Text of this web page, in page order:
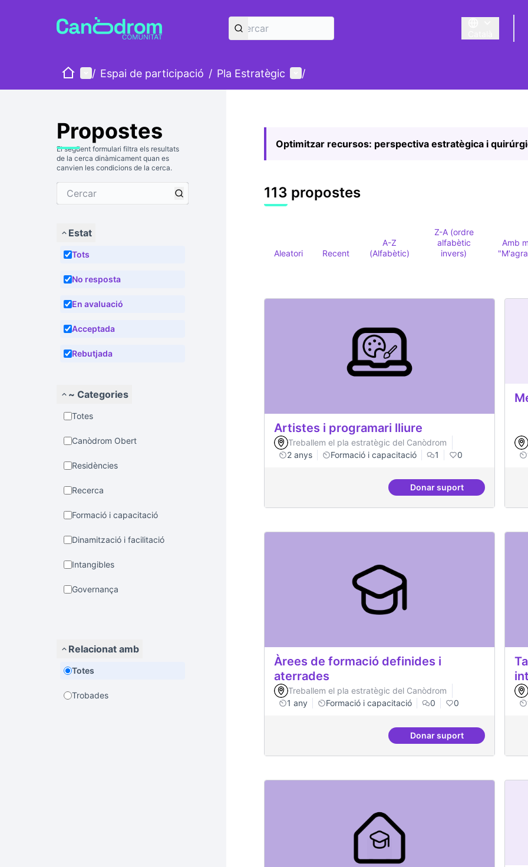
Triar la llengua
IniciMenú principal
/ Espai de participació / Pla Estratègic Menú d'usuari
/
Propostes
El següent formulari filtra els resultats
de la cerca dinàmicament quan es
canvien les condicions de la cerca.
Estat
Tots
No resposta
En avaluació
Acceptada
Rebutjada
~ Categories
Totes
Canòdrom Obert
Residències
Recerca
Formació i capacitació
Dinamització i facilitació
Intangibles
Governança
Relacionat amb
Totes
Trobades
Optimitzar recursos: perspectiva estratègica i
113 propostes
Aleatori Recent
A-Z
(Alfabètic)
Z-A (ordre
alfabètic
invers)
Amb
Artistes i programari lliure
Treballem el pla estratègic del Canòdrom
2 anys
Formació i capacitació 1 0
Donar suportArtistes i programari
Àrees de formació definides i
aterrades
Treballem el pla estratègic del Canòdrom
1 any
Formació i capacitació 0 0
Donar suportÀrees de formació